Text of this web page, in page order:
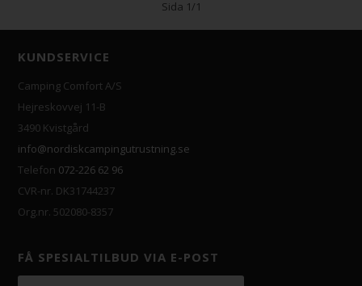
Sida 1/1
KUNDSERVICE
Camping Comfort A/S
Hejreskovvej 11-B
3490 Kvistgård
info@nordiskcampingutrustning.se
Telefon 072-226 62 96
CVR-nr. DK31744237
Org.nr. 502080-8357
FÅ SPESIALTILBUD VIA E-POST